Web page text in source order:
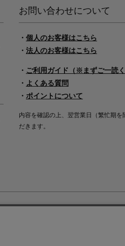
お問い合わせについて
・ 個人のお客様はこちら
・ 法人のお客様はこちら
・ ご利用ガイド（※まずご一読く
・ よくある質問
・ ポイントについて
内容を確認の上、翌営業日（繁忙期
だきます。